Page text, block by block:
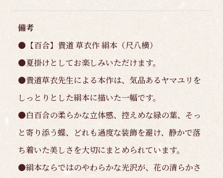
備考
●【百合】貴道 草衣作 絹本（尺八横）
●夏掛けとしてお楽しみいただけます。
●貴道草衣先生による本作は、気品あるヤマユリを
しっとりとした絹本に描いた一幅です。
●白百合の柔らかな立体感、控えめな緑の葉、そっ
と寄り添う蝶、どれも過度な装飾を避け、静かで落
ち着いた美しさを大切にまとめられています。
●絹本ならではのやわらかな光沢が、花の清らかさ